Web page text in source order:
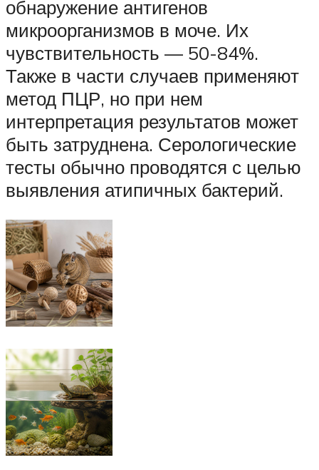
обнаружение антигенов
микроорганизмов в моче. Их
чувствительность — 50-84%.
Также в части случаев применяют
метод ПЦР, но при нем
интерпретация результатов может
быть затруднена. Серологические
тесты обычно проводятся с целью
выявления атипичных бактерий.